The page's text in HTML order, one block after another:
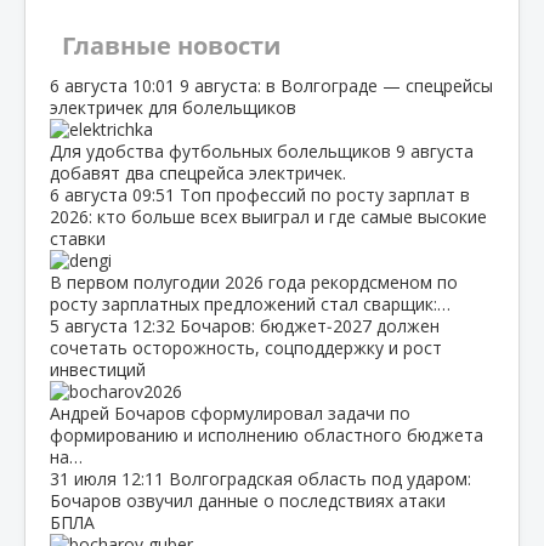
Главные новости
6 августа 10:01 9 августа: в Волгограде — спецрейсы
электричек для болельщиков
Для удобства футбольных болельщиков 9 августа
добавят два спецрейса электричек.
6 августа 09:51 Топ профессий по росту зарплат в
2026: кто больше всех выиграл и где самые высокие
ставки
В первом полугодии 2026 года рекордсменом по
росту зарплатных предложений стал сварщик:…
5 августа 12:32 Бочаров: бюджет‑2027 должен
сочетать осторожность, соцподдержку и рост
инвестиций
Андрей Бочаров сформулировал задачи по
формированию и исполнению областного бюджета
на…
31 июля 12:11 Волгоградская область под ударом:
Бочаров озвучил данные о последствиях атаки
БПЛА